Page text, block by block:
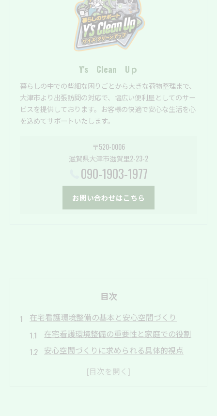
Y's Clean Uｐ
暮らしの中での些細な困りごとから大きな荷物整理まで、
大津市より出張訪問の対応で、幅広い便利屋としてのサー
ビスを提供しております。お客様の快適で安心な生活を心
を込めてサポートいたします。
〒520-0006
滋賀県大津市滋賀里2-23-2
090-1903-1977
お問い合わせはこちら
目次
在宅看護環境整備の基本と安心空間づくり
在宅看護環境整備の重要性と家庭での役割
安心空間づくりに求められる具体的視点
介護者と利用者双方にやさしい環境整備法